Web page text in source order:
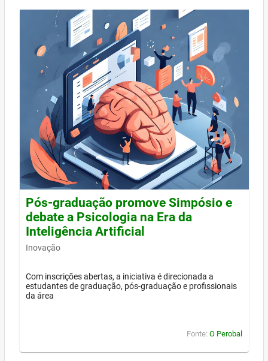
Pós-graduação promove Simpósio e
debate a Psicologia na Era da
Inteligência Artificial
Inovação
Com inscrições abertas, a iniciativa é direcionada a
estudantes de graduação, pós-graduação e profissionais
da área
Fonte: O Perobal